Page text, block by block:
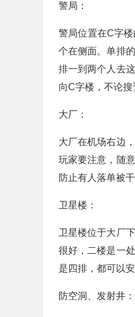
警局：
警局位置在C字
个在侧面。单排
排一到两个人去
向C字楼，不论搜
大厂：
大厂在机场右边
玩家要注意，随
防止有人落单被干
卫星楼：
卫星楼位于大厂
很好，二楼是一
是四排，都可以
防空洞、发射井：